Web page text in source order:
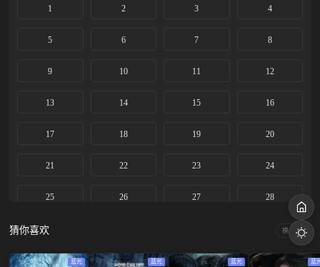
堂的盛世马球案。卢凌风和苏无名，不得不直面这个刀光剑影的秋天以及各自的
唐，护佑百姓的初心始终没有改变。
1 2 3 4
5 6 7 8
9 10 11 12
13 14 15 16
17 18 19 20
21 22 23 24
25 26 27 28
29
33 34 35
猜你喜欢 换一换
蓝光 蓝光 蓝光 蓝